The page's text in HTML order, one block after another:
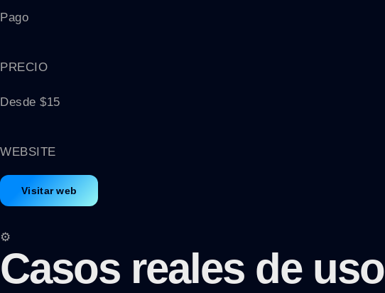
Pago
PRECIO
Desde $15
WEBSITE
Visitar web
⚙️
Casos reales de uso